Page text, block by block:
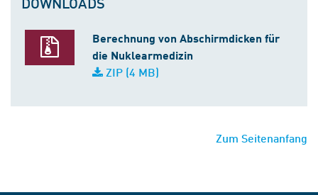
Berechnung von Abschirmdicken für
die Nuklearmedizin
ZIP (4 MB)
Zum Seitenanfang